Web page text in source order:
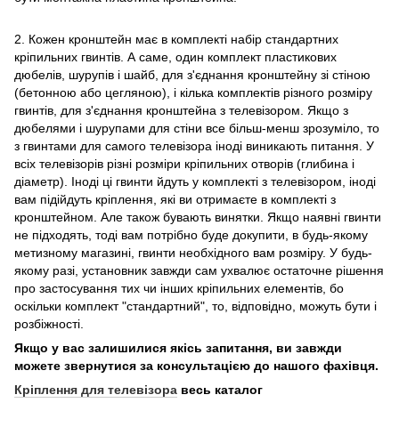
2. Кожен кронштейн має в комплекті набір стандартних
кріпильних гвинтів. А саме, один комплект пластикових
дюбелів, шурупів і шайб, для з'єднання кронштейну зі стіною
(бетонною або цегляною), і кілька комплектів різного розміру
гвинтів, для з'єднання кронштейна з телевізором. Якщо з
дюбелями і шурупами для стіни все більш-менш зрозуміло, то
з гвинтами для самого телевізора іноді виникають питання. У
всіх телевізорів різні розміри кріпильних отворів (глибина і
діаметр). Іноді ці гвинти йдуть у комплекті з телевізором, іноді
вам підійдуть кріплення, які ви отримаєте в комплекті з
кронштейном. Але також бувають винятки. Якщо наявні гвинти
не підходять, тоді вам потрібно буде докупити, в будь-якому
метизному магазині, гвинти необхідного вам розміру. У будь-
якому разі, установник завжди сам ухвалює остаточне рішення
про застосування тих чи інших кріпильних елементів, бо
оскільки комплект "стандартний", то, відповідно, можуть бути і
розбіжності.
Якщо у вас залишилися якісь запитання, ви завжди
можете звернутися за консультацією до нашого фахівця.
Кріплення для телевізора весь каталог